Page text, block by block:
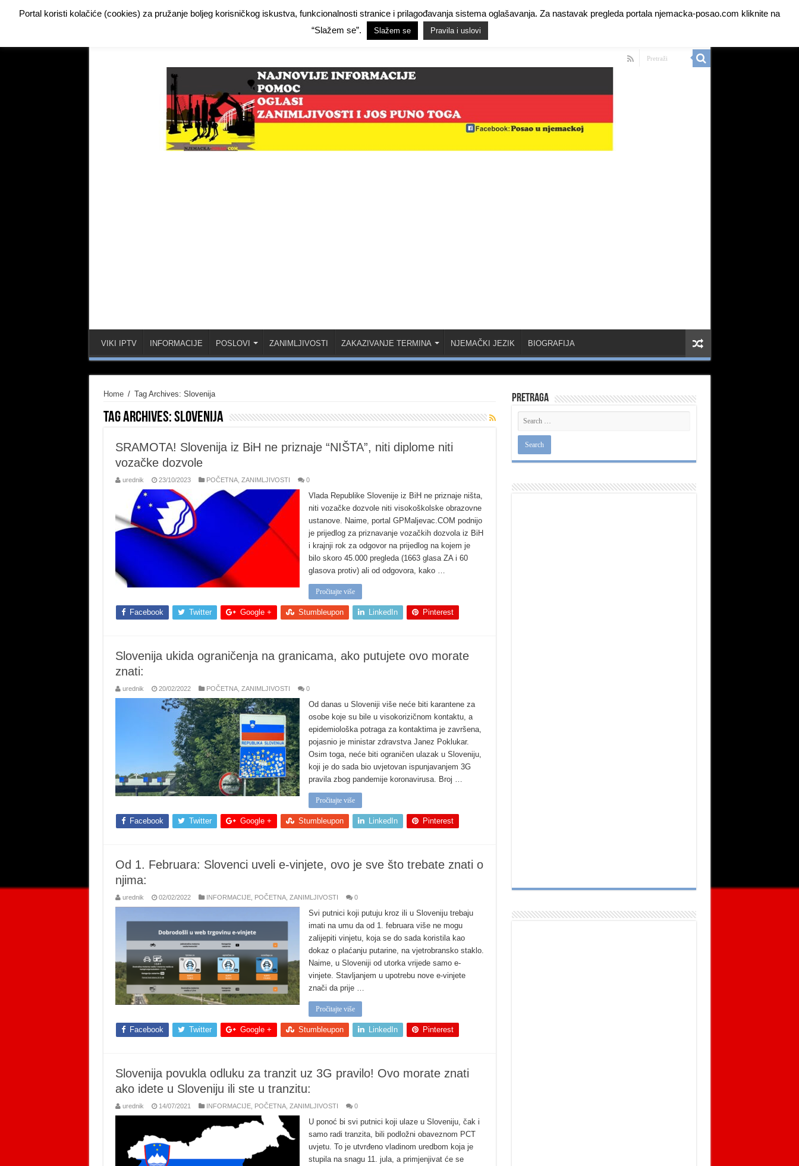
Facebook Demo Hide Ads for Premium Members
O NAMA PRAVILA I USLOVI
VIKI IPTV INFORMACIJE POSLOVI ZANIMLJIVOSTI ZAKAZIVANJE TERMINA NJEMAČKI JEZIK BIOGRAFIJA
Home / Tag Archives: Slovenija
Tag Archives:Slovenija
SRAMOTA! Slovenija iz BiH ne priznaje “NIŠTA”, niti diplome niti
vozačke dozvole
urednik 23/10/2023 POČETNA, ZANIMLJIVOSTI 0
Vlada Republike Slovenije iz BiH ne priznaje ništa,
niti vozačke dozvole niti visokoškolske obrazovne
ustanove. Naime, portal GPMaljevac.COM podnijo
je prijedlog za priznavanje vozačkih dozvola iz BiH
i krajnji rok za odgovor na prijedlog na kojem je
bilo skoro 45.000 pregleda (1663 glasa ZA i 60
glasova protiv) ali od odgovora, kako …
Pročitajte više
Facebook Twitter Google + Stumbleupon LinkedIn Pinterest
Slovenija ukida ograničenja na granicama, ako putujete ovo morate
znati:
urednik 20/02/2022 POČETNA, ZANIMLJIVOSTI 0
Od danas u Sloveniji više neće biti karantene za
osobe koje su bile u visokorizičnom kontaktu, a
epidemiološka potraga za kontaktima je završena,
pojasnio je ministar zdravstva Janez Poklukar.
Osim toga, neće biti ograničen ulazak u Sloveniju,
koji je do sada bio uvjetovan ispunjavanjem 3G
pravila zbog pandemije koronavirusa. Broj …
Pročitajte više
Facebook Twitter Google + Stumbleupon LinkedIn Pinterest
Od 1. Februara: Slovenci uveli e-vinjete, ovo je sve što trebate znati o
njima:
urednik 02/02/2022 INFORMACIJE, POČETNA, ZANIMLJIVOSTI 0
Svi putnici koji putuju kroz ili u Sloveniju trebaju
imati na umu da od 1. februara više ne mogu
zalijepiti vinjetu, koja se do sada koristila kao
dokaz o plaćanju putarine, na vjetrobransko staklo.
Naime, u Sloveniji od utorka vrijede samo e-
vinjete. Stavljanjem u upotrebu nove e-vinjete
znači da prije …
Pročitajte više
Facebook Twitter Google + Stumbleupon LinkedIn Pinterest
Slovenija povukla odluku za tranzit uz 3G pravilo! Ovo morate znati
ako idete u Sloveniju ili ste u tranzitu:
urednik 14/07/2021 INFORMACIJE, POČETNA, ZANIMLJIVOSTI 0
U ponoć bi svi putnici koji ulaze u Sloveniju, čak i
samo radi tranzita, bili podložni obaveznom PCT
uvjetu. To je utvrđeno vladinom uredbom koja je
stupila na snagu 11. jula, a primjenjivat će se
Pretraga
Portal koristi kolačiće (cookies) za pružanje boljeg korisničkog iskustva, funkcionalnosti stranice i prilagođavanja sistema oglašavanja. Za nastavak pregleda portala njemacka-posao.com kliknite na
“Slažem se”.
Slažem se Pravila i uslovi